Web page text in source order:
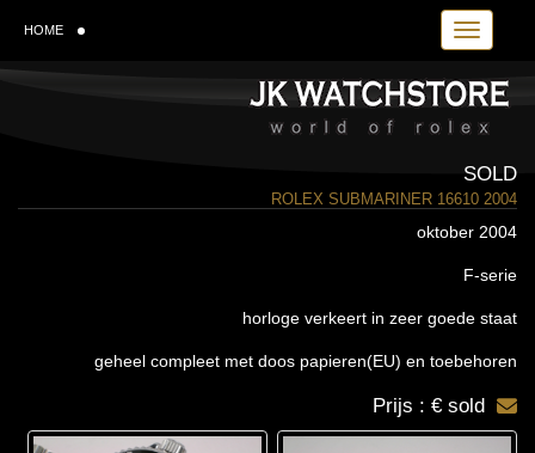
Toggle
HOME
SOLD
ROLEX SUBMARINER 16610 2004
oktober 2004
F-serie
horloge verkeert in zeer goede staat
geheel compleet met doos papieren(EU) en toebehoren
Prijs : € sold